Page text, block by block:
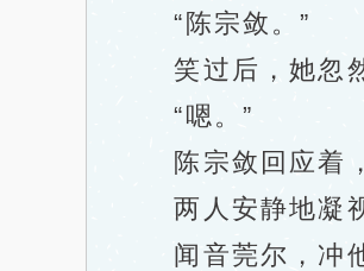
“陈宗敛。”
笑过后，她忽然
“嗯。”
陈宗敛回应着，
两人安静地凝视
闻音莞尔，冲他